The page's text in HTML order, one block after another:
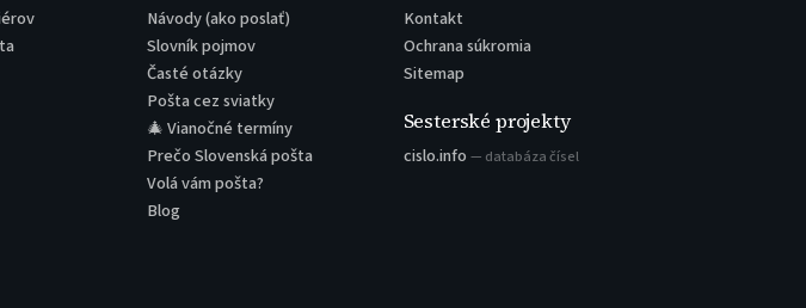
Návody (ako poslať)
Slovník pojmov
Časté otázky
Pošta cez sviatky
🎄 Vianočné termíny
Prečo Slovenská pošta
Volá vám pošta?
Blog
Kontakt
Ochrana súkromia
Sitemap
Sesterské projekty
cislo.info — databáza čísel